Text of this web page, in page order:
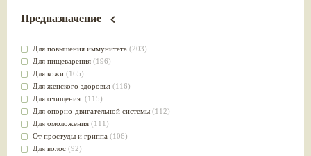
Предназначение
Для повышения иммунитета (203)
Для пищеварения (196)
Для кожи (165)
Для женского здоровья (116)
Для очищения (115)
Для опорно-двигательной системы (112)
Для омоложения (111)
От простуды и гриппа (106)
Для волос (92)